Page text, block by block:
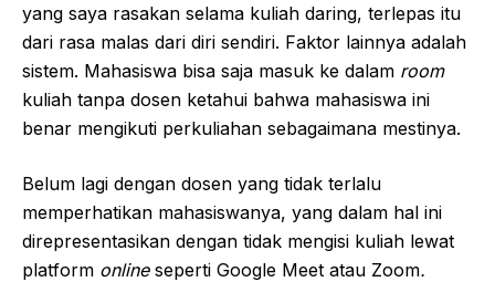
yang saya rasakan selama kuliah daring, terlepas itu
dari rasa malas dari diri sendiri. Faktor lainnya adalah
sistem. Mahasiswa bisa saja masuk ke dalam room
kuliah tanpa dosen ketahui bahwa mahasiswa ini
benar mengikuti perkuliahan sebagaimana mestinya.
Belum lagi dengan dosen yang tidak terlalu
memperhatikan mahasiswanya, yang dalam hal ini
direpresentasikan dengan tidak mengisi kuliah lewat
platform online seperti Google Meet atau Zoom.